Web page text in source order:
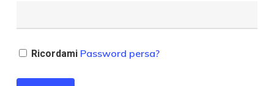
Ricordami Password persa?